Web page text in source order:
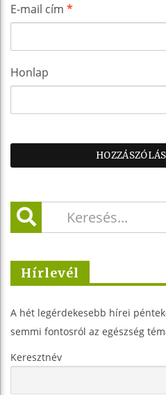
E-mail cím *
Honlap
Hírlevél
A hét legérdekesebb hírei
semmi fontosról az egészség
Keresztnév